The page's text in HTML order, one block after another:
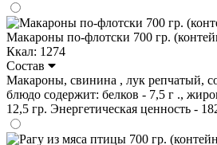
Макароны по-флотски 700 гр.
Ккал: 1274
Состав
Макароны, свинина , лук репчатый,
блюдо содержит: белков - 7,5 г .,
12,5 гр. Энергетическая ценность -